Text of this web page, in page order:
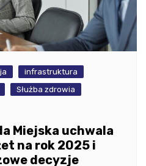
infrastruktura
Służba zdrowia
Miejska uchwala
na rok 2025 i
decyzje